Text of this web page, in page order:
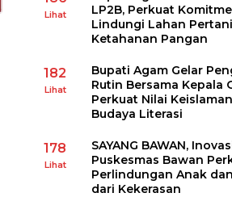
Lihat
LP2B, Perkuat
Lindungi Lahan
Ketahanan Pangan
182
Lihat
Bupati Agam Gelar
Rutin Bersama Kepala
Perkuat Nilai
Budaya Literasi
178
Lihat
SAYANG BAWAN,
Puskesmas Bawan
Perlindungan Anak
dari Kekerasan